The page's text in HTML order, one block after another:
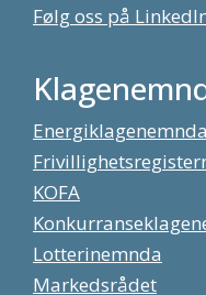
Følg oss på
Energiklagenemnda
KOFA
Lotterinemnda
Markedsrådet